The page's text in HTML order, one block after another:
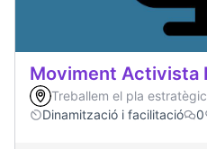
Moviment Activista
Treballem el pla
Dinamització i facilitació
0